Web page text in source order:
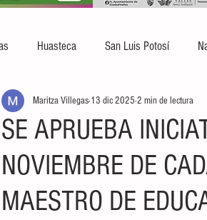
Huasteca San Luis Potosí
SE APRUEBA
NOVIEMBRE DE
MAESTRO DE
Maritza Villegas 13 dic 2025 2 min de lectura